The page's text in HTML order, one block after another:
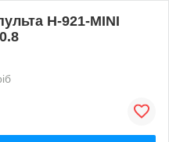
H-921-MINI